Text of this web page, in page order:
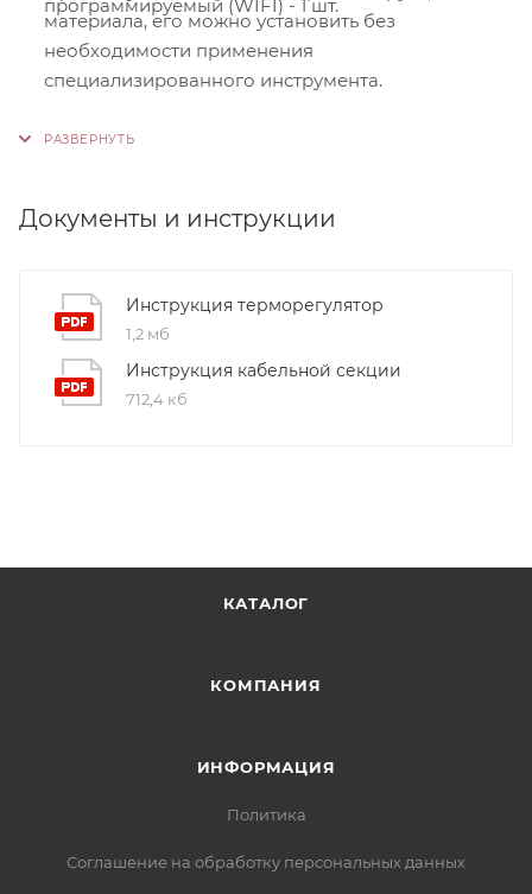
программируемый (WIFI) - 1 шт.
материала, его можно установить без
необходимости применения
специализированного инструмента.
используются только высококачественные
9001:2015. Это обеспечивает надежность и
Документы и инструкции
Инструкция терморегулятор
1,2 мб
Инструкция кабельной секции
712,4 кб
КАТАЛОГ
КОМПАНИЯ
ИНФОРМАЦИЯ
Политика
Соглашение на обработку персональных данных